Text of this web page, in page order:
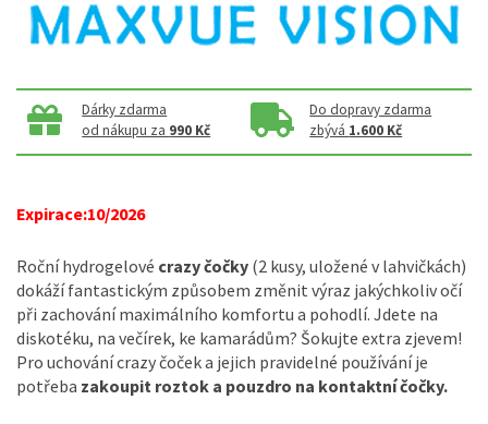
Dárky zdarma
od nákupu za 990 Kč
Do dopravy zdarma
zbývá 1.600 Kč
Expirace:10/2026
Roční hydrogelové crazy čočky (2 kusy, uložené v lahvičkách)
dokáží fantastickým způsobem změnit výraz jakýchkoliv očí
při zachování maximálního komfortu a pohodlí. Jdete na
diskotéku, na večírek, ke kamarádům? Šokujte extra zjevem!
Pro uchování crazy čoček a jejich pravidelné používání je
potřeba zakoupit roztok a pouzdro na kontaktní čočky.